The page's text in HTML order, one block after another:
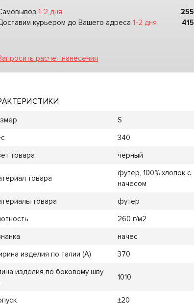
1-2 дня 255
курьером до Вашего адреса 1-2 дня 415
расчет нанесения
S
340
товара
черный
товара
футер, 100% хлопок с
начесом
товара
футер
260 г/м2
начес
изделия по талии (A)
370
изделия по боковому шву
1010
±20